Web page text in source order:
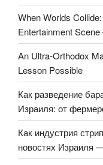
When Worlds
Entertainment
An Ultra-Orthodox
Lesson Possible
Как разведение
Израиля: от
Как индустрия
новостях Израиля